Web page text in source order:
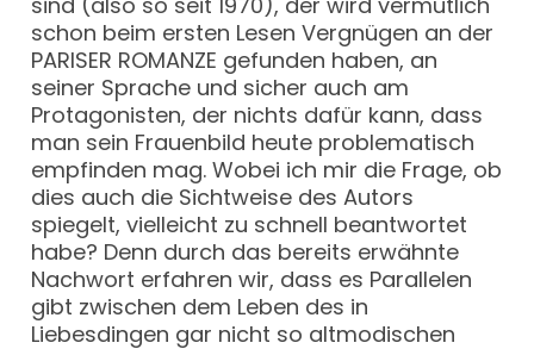
schon beim ersten Lesen Vergnügen an der
PARISER ROMANZE gefunden haben, an
seiner Sprache und sicher auch am
Protagonisten, der nichts dafür kann, dass
man sein Frauenbild heute problematisch
empfinden mag. Wobei ich mir die Frage, ob
dies auch die Sichtweise des Autors
spiegelt, vielleicht zu schnell beantwortet
habe? Denn durch das bereits erwähnte
Nachwort erfahren wir, dass es Parallelen
gibt zwischen dem Leben des in
Liebesdingen gar nicht so altmodischen